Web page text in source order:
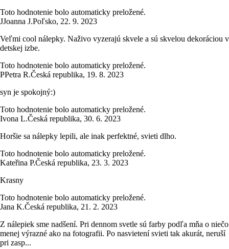
Toto hodnotenie bolo automaticky preložené.
JJoanna J.Poľsko, 22. 9. 2023
Veľmi cool nálepky. Naživo vyzerajú skvele a sú skvelou dekoráciou v
detskej izbe.
Toto hodnotenie bolo automaticky preložené.
PPetra R.Česká republika, 19. 8. 2023
syn je spokojný:)
Toto hodnotenie bolo automaticky preložené.
Ivona L.Česká republika, 30. 6. 2023
Horšie sa nálepky lepili, ale inak perfektné, svieti dlho.
Toto hodnotenie bolo automaticky preložené.
Kateřina P.Česká republika, 23. 3. 2023
Krasny
Toto hodnotenie bolo automaticky preložené.
Jana K.Česká republika, 21. 2. 2023
Z nálepiek sme nadšení. Pri dennom svetle sú farby podľa mňa o niečo
menej výrazné ako na fotografii. Po nasvietení svieti tak akurát, neruší
pri zasp...